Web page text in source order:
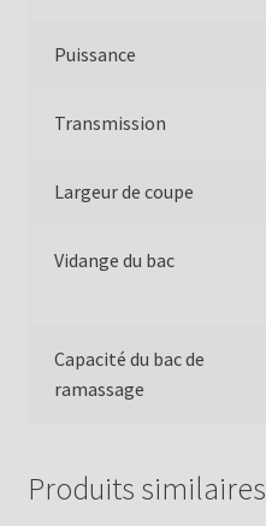
Puissance
Transmission
Largeur de coupe
Vidange du bac
Capacité du bac de
ramassage
Produits similaires